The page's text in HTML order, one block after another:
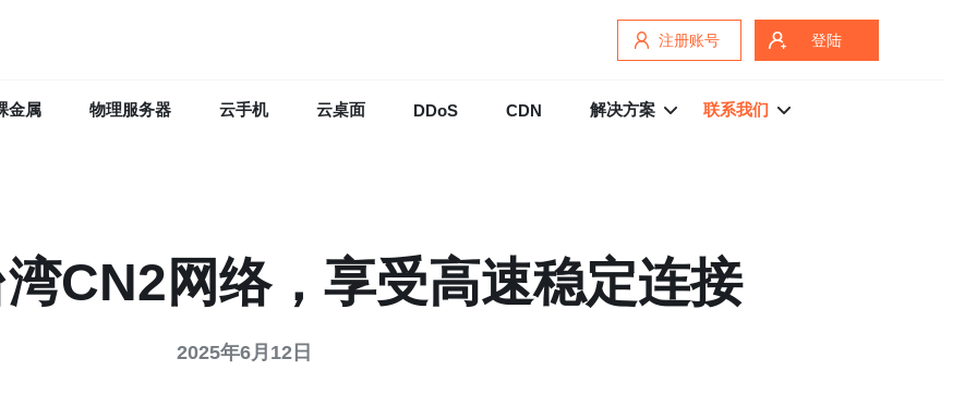
注册账号 登陆
金属 物理服务器 云手机 云桌面 DDoS CDN 解决方案 联系我们
CN2网络，享受高速稳定连接
2025年6月12日